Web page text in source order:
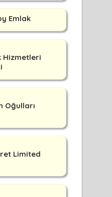
Emlak
Hizmetleri
Oğulları
Limited